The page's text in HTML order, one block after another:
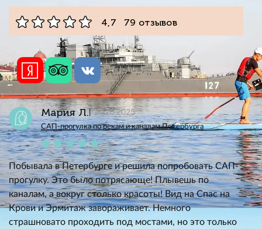
4,7 79 отзывов
Мария Л. 24.10.2025
САП-прогулка по рекам и каналам Петербурга
Побывала в Петербурге и решила попробовать САП-
прогулку. Это было потрясающе! Плывешь по
каналам, а вокруг столько красоты! Вид на Спас на
Крови и Эрмитаж завораживает. Немного
страшновато проходить под мостами, но это только